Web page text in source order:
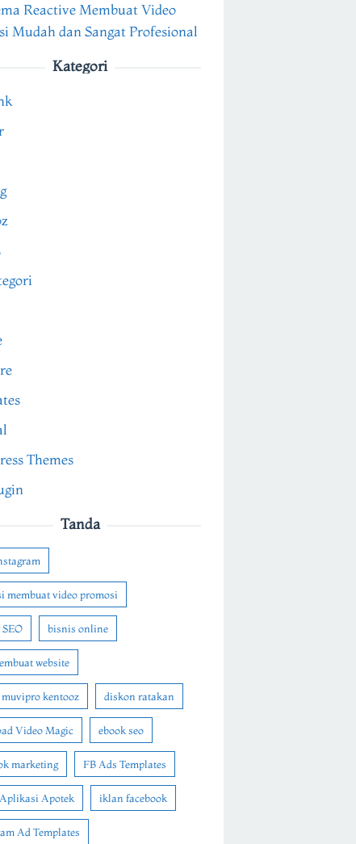
Reactive Membuat Video
Mudah dan Sangat Profesional
Kategori
Themes
Tanda
membuat video promosi
bisnis online
website
kentooz diskon ratakan
Video Magic ebook seo
marketing FB Ads Templates
Apotek iklan facebook
Ad Templates